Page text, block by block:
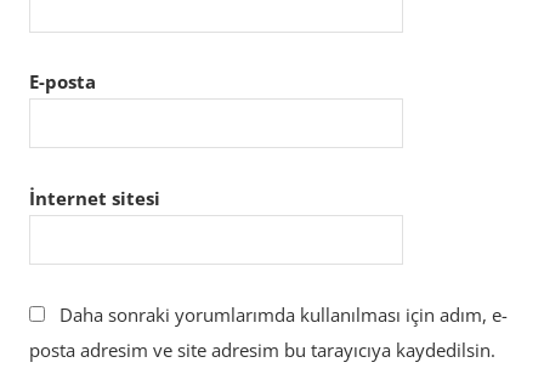
E-posta
İnternet sitesi
Daha sonraki yorumlarımda kullanılması için adım, e-
posta adresim ve site adresim bu tarayıcıya kaydedilsin.